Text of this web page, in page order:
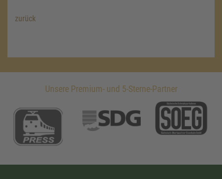
zurück
Unsere Premium- und 5-Sterne-Partner